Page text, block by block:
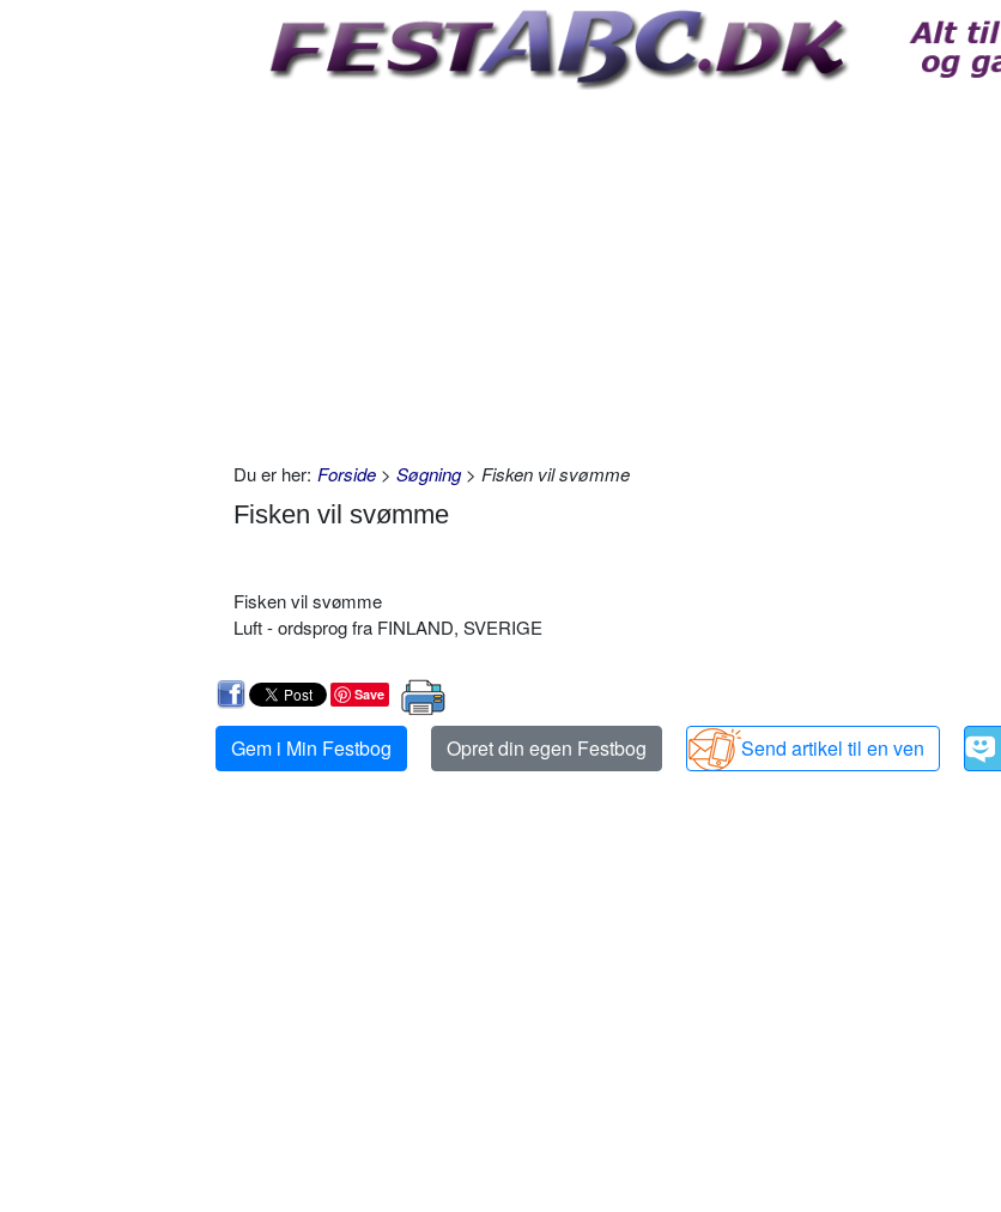
Du er her: Forside > Søgning> Fisken vil svømme
Fisken vil svømme
Fisken vil svømme
Luft - ordsprog fra FINLAND, SVERIGE
Save
Gem i Min Festbog Opret din egen Festbog Send artikel til en ven